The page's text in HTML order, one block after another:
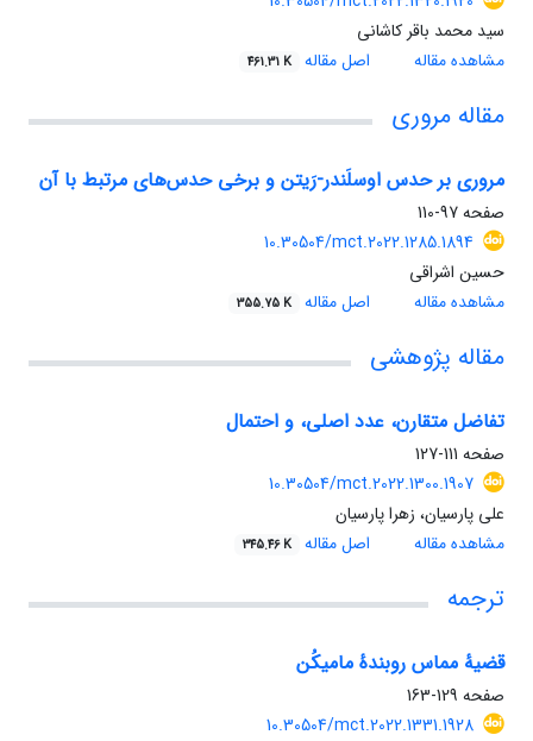
سید محمد باقر کاشانی
مشاهده مقاله
اصل مقاله 461.31 K
مقاله مروری
مروری بر حدس اوسلَندر-رَیتن و برخی حدس‌های مرتبط با آن
صفحه97-110
10.30504/mct.2022.1285.1894
حسین اشراقی
مشاهده مقاله
اصل مقاله 355.75 K
مقاله پژوهشی
تفاضل متقارن، عدد اصلی، و احتمال
صفحه 111-127
10.30504/mct.2022.1300.1907
علی پارسیان، زهرا پارسیان
مشاهده مقاله
اصل مقاله 345.46 K
ترجمه
قضیهٔ مماس روبندهٔ مامیکُن
صفحه 129-163
10.30504/mct.2022.1331.1928